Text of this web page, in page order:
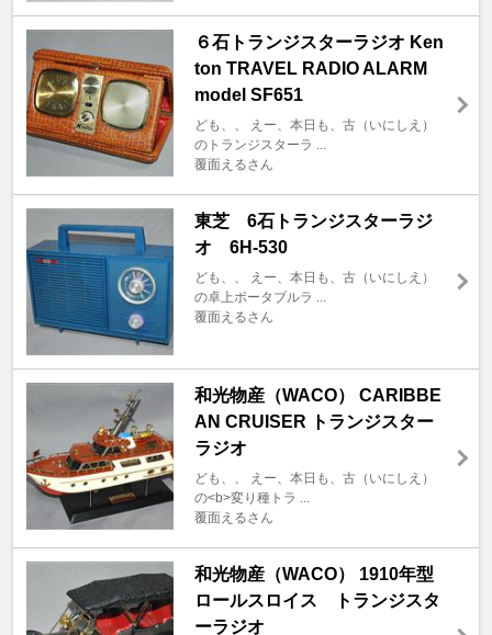
６石トランジスターラジオ Ken
ton TRAVEL RADIO ALARM
model SF651
ども、、 えー、本日も、古（いにしえ）
のトランジスターラ ...
覆面えるさん
東芝 6石トランジスターラジ
オ 6H-530
ども、、 えー、本日も、古（いにしえ）
の卓上ポータブルラ ...
覆面えるさん
和光物産（WACO） CARIBBE
AN CRUISER トランジスター
ラジオ
ども、、 えー、本日も、古（いにしえ）
の<b>変り種トラ ...
覆面えるさん
和光物産（WACO） 1910年型
ロールスロイス トランジスタ
ーラジオ